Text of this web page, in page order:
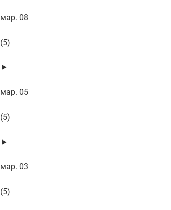
мар. 08
(5)
►
мар. 05
(5)
►
мар. 03
(5)